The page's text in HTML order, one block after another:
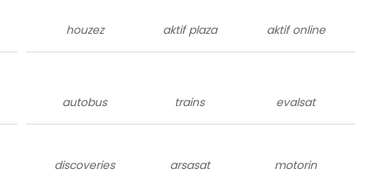
houzez aktif plaza aktif online
autobus trains evalsat
discoveries arsasat motorin